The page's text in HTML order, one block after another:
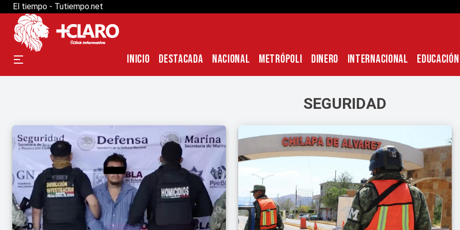
El tiempo - Tutiempo.net
INICIO DESTACADA NACIONAL METRÓPOLI DINERO INTERNACIONAL EDUCACIÓN
SEGURIDAD